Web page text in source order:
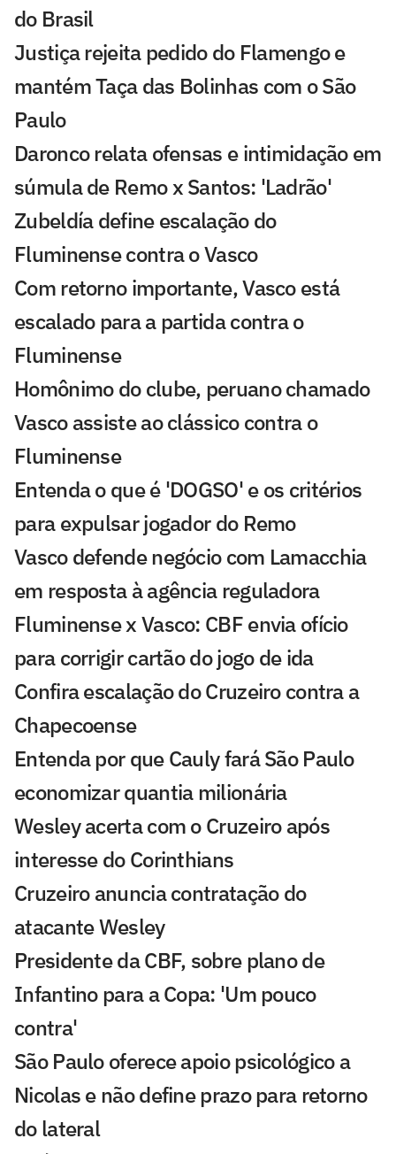
do Brasil
Justiça rejeita pedido do Flamengo e
mantém Taça das Bolinhas com o São
Paulo
Daronco relata ofensas e intimidação em
súmula de Remo x Santos: 'Ladrão'
Zubeldía define escalação do
Fluminense contra o Vasco
Com retorno importante, Vasco está
escalado para a partida contra o
Fluminense
Homônimo do clube, peruano chamado
Vasco assiste ao clássico contra o
Fluminense
Entenda o que é 'DOGSO' e os critérios
para expulsar jogador do Remo
Vasco defende negócio com Lamacchia
em resposta à agência reguladora
Fluminense x Vasco: CBF envia ofício
para corrigir cartão do jogo de ida
Confira escalação do Cruzeiro contra a
Chapecoense
Entenda por que Cauly fará São Paulo
economizar quantia milionária
Wesley acerta com o Cruzeiro após
interesse do Corinthians
Cruzeiro anuncia contratação do
atacante Wesley
Presidente da CBF, sobre plano de
Infantino para a Copa: 'Um pouco
contra'
São Paulo oferece apoio psicológico a
Nicolas e não define prazo para retorno
do lateral